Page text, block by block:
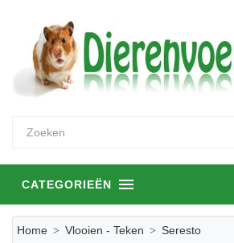
CATEGORIEËN
Home Vlooien - Teken
Seresto